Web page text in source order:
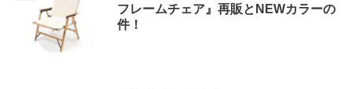
フレームチェア』再販とNEWカラーの
件！